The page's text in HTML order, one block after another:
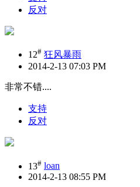
反对
12# 狂风暴雨
2014-2-13 07:03 PM
非常不错....
支持
反对
13# loan
2014-2-13 08:55 PM